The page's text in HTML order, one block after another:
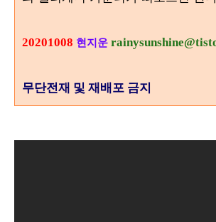
20201008 현지운
무단전재 및 재배포 금지